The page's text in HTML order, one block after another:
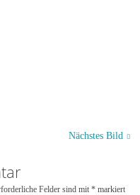
Nächstes Bild
Felder sind mit * markiert